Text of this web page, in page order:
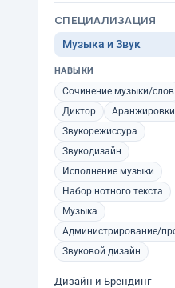
СПЕЦИАЛИЗАЦИЯ
Музыка и Звук
НАВЫКИ
Сочинение музыки/слов
Диктор
Аранжировки
Звукорежиссура
Звукодизайн
Исполнение музыки
Набор нотного текста
Музыка
Звуковой дизайн
Дизайн и Брендинг